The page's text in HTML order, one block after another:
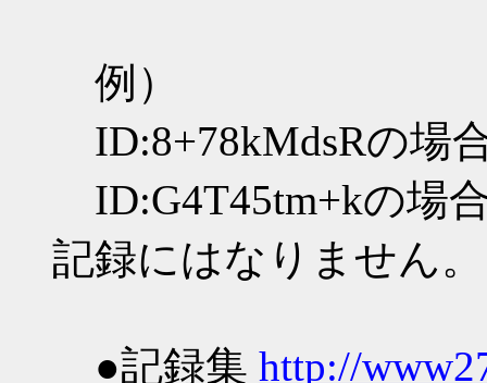
例）
ID:8+78kMdsRの場
ID:G4T45tm+kの場
記録にはなりません。
●記録集 http://